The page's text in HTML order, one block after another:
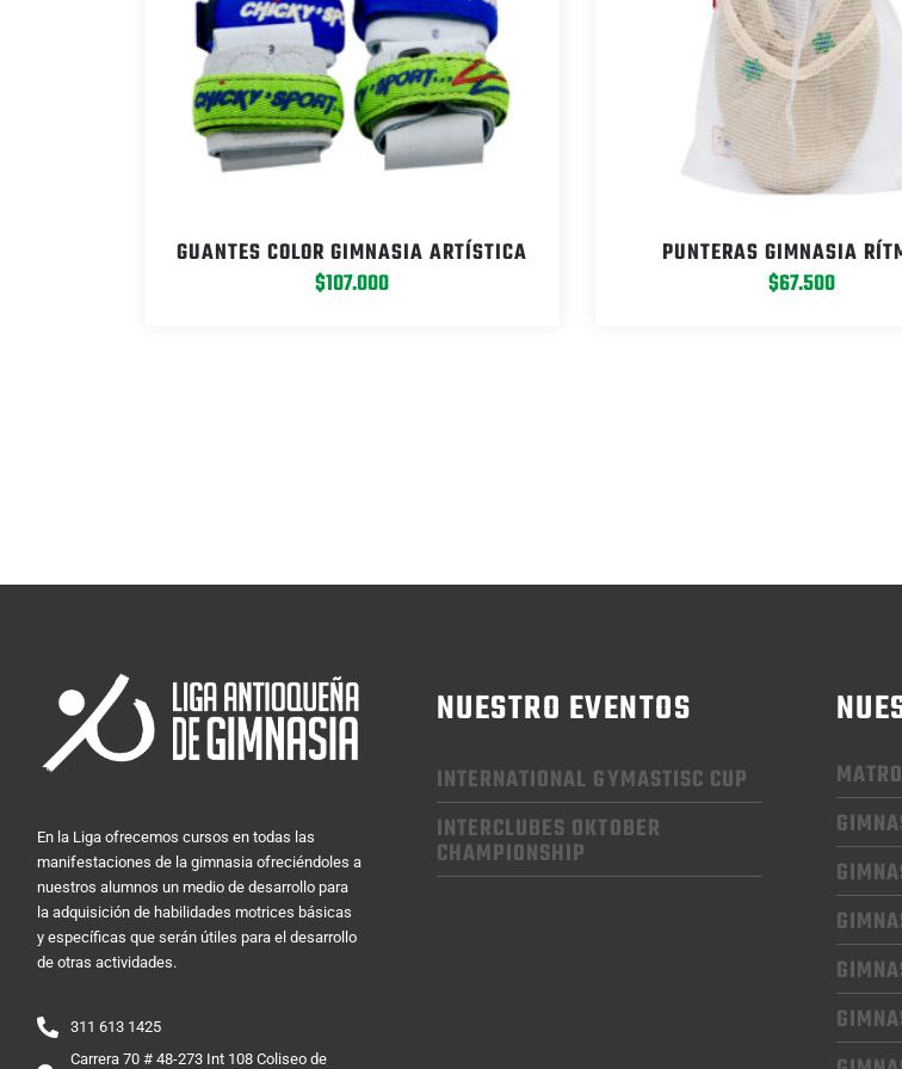
GUANTES COLOR GIMNASIA ARTÍSTICA
$107.000
PUNTERAS GIMNASIA
$67.500
En la Liga ofrecemos cursos en todas las
manifestaciones de la gimnasia ofreciéndoles a
nuestros alumnos un medio de desarrollo para
la adquisición de habilidades motrices básicas
y específicas que serán útiles para el desarrollo
de otras actividades.
311 613 1425
Carrera 70 # 48-273 Int 108 Coliseo de
NUESTRO EVENTOS
INTERNATIONAL GYMASTISC CUP
INTERCLUBES OKTOBER
CHAMPIONSHIP